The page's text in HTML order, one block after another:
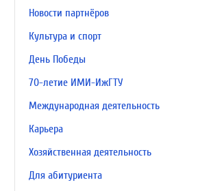
Новости партнёров
Культура и спорт
День Победы
70-летие ИМИ-ИжГТУ
Международная деятельность
Карьера
Хозяйственная деятельность
Для абитуриента